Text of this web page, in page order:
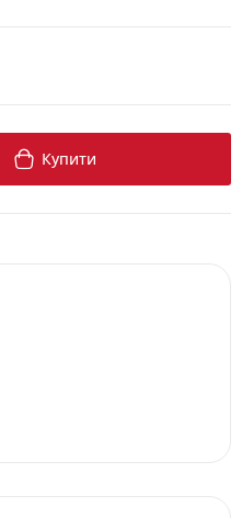
Купити